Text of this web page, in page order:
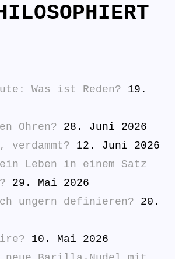
Was ist Reden?
19.
Ohren?
28. Juni 2026
verdammt?
12. Juni 2026
Leben in einem Satz
29. Mai 2026
ungern definieren?
20.
10. Mai 2026